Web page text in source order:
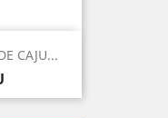
CAJU...